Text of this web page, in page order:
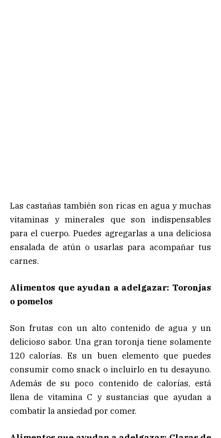
Las castañas también son ricas en agua y muchas
vitaminas y minerales que son indispensables
para el cuerpo. Puedes agregarlas a una deliciosa
ensalada de atún o usarlas para acompañar tus
carnes.
Alimentos que ayudan a adelgazar: Toronjas
o pomelos
Son frutas con un alto contenido de agua y un
delicioso sabor. Una gran toronja tiene solamente
120 calorías. Es un buen elemento que puedes
consumir como snack o incluirlo en tu desayuno.
Además de su poco contenido de calorías, está
llena de vitamina C y sustancias que ayudan a
combatir la ansiedad por comer.